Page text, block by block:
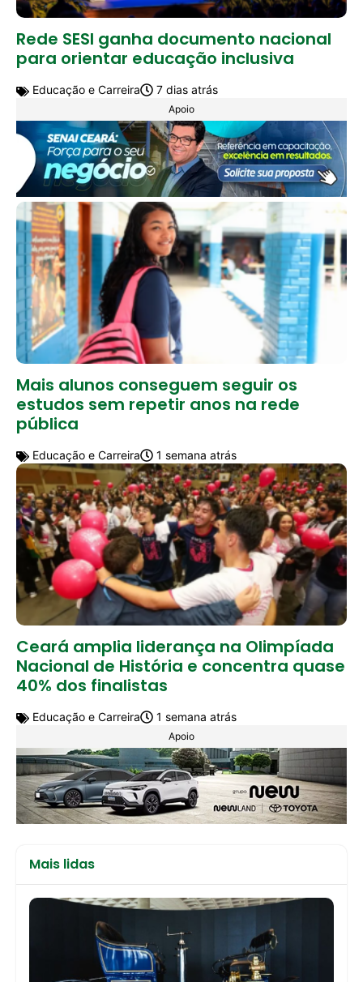
Rede SESI ganha documento nacional
para orientar educação inclusiva
Educação e Carreira 7 dias atrás
Apoio
Mais alunos conseguem seguir os
estudos sem repetir anos na rede
pública
Educação e Carreira 1 semana atrás
Ceará amplia liderança na Olimpíada
Nacional de História e concentra quase
40% dos finalistas
Educação e Carreira 1 semana atrás
Apoio
Mais lidas